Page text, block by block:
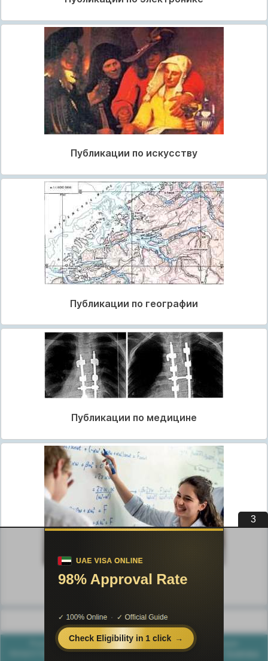
Публикации по искусству
Публикации по географии
Публикации по медицине
Публикации по педагогике
Разделы публикаций
Poznayka.org - Познайка.Орг - 2016-2026 год. Материал
предоставляется для ознакомительных и учебных целей.
3